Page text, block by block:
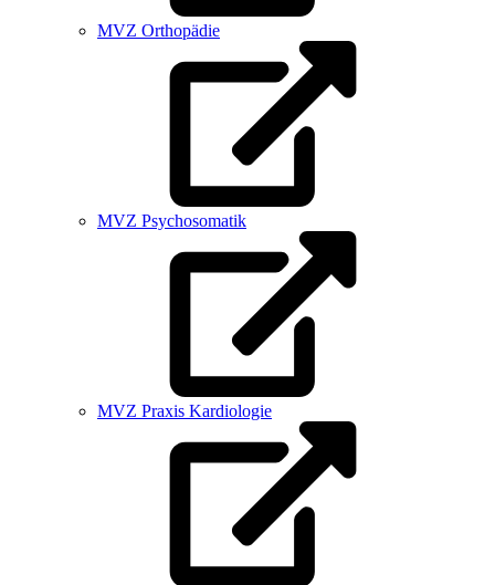
MVZ Orthopädie
MVZ Psychosomatik
MVZ Praxis Kardiologie